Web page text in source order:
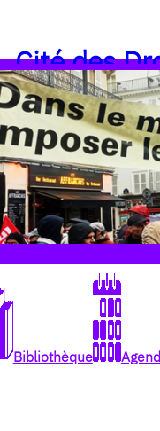
Cité des
Bibliothèque